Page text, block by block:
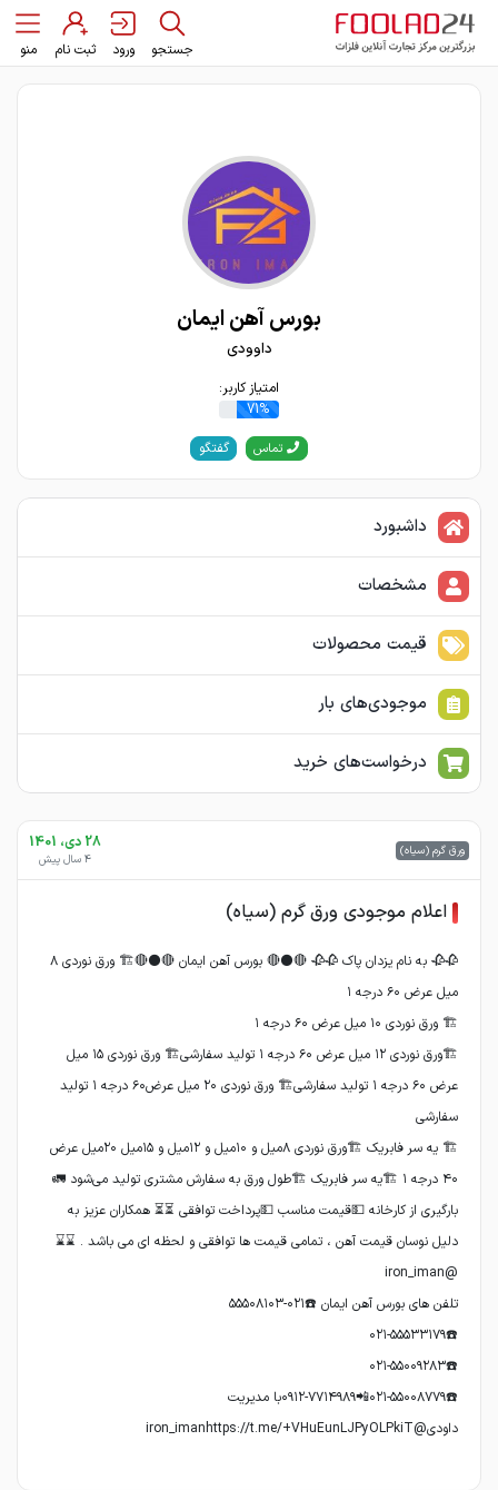
جستجو ورود ثبت نام منو
بورس آهن ایمان
داوودی
امتیاز کاربر:
71%
تماس گفتگو
داشبورد
مشخصات
قیمت محصولات
موجودی‌های بار
درخواست‌های خرید
ورق گرم (سیاه) 28 دی، 1401
4 سال پیش
اعلام موجودی ورق گرم (سیاه)
🥀🥀 به نام یزدان پاک 🥀🥀 🔴⚫🔴 بورس آهن ایمان 🔴⚫🔴🏗 ورق نوردی ۸
🏗ورق نوردی ۱۲ میل عرض ۶۰ درجه ۱ تولید سفارشی🏗 ورق نوردی ۱۵ میل
عرض ۶۰ درجه ۱ تولید سفارشی🏗 ورق نوردی ۲۰ میل عرض۶۰ درجه ۱ تولید
🏗 یه سر فابریک 🏗ورق نوردی ۸میل و ۱۰میل و ۱۲میل و ۱۵میل ۲۰میل عرض
۴۰ درجه ۱ 🏗یه سر فابریک 🏗طول ورق به سفارش مشتری تولید می‌شود 🚛
بارگیری از کارخانه 💵قیمت مناسب 💵پرداخت توافقی ⏳⏳ همکاران عزیز به
دلیل نوسان قیمت آهن ، تمامی قیمت ها توافقی و لحظه ای می باشد . ⌛⌛
☎️۰۲۱-۵۵۰۰۸۷۷۹📲۰۹۱۲-۷۷۱۴۹۸۹با مدیریت
داودی@iron_imanhttps://t.me/+VHuEunLJPyOLPkiT